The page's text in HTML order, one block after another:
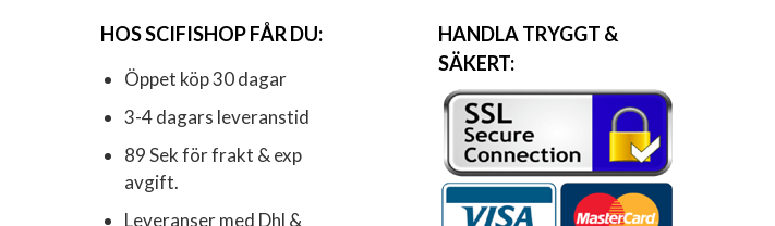
HOS SCIFISHOP FÅR DU:
Öppet köp 30 dagar
3-4 dagars leveranstid
89 Sek för frakt & exp
avgift.
Leveranser med Dhl &
HANDLA TRYGGT &
SÄKERT: